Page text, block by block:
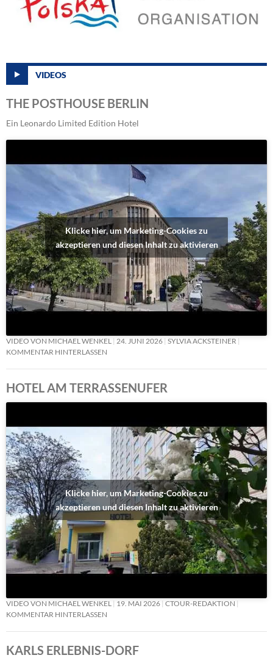
VIDEOS
THE POSTHOUSE BERLIN
Ein Leonardo Limited Edition Hotel
Klicke hier, um Marketing-Cookies zu
akzeptieren und diesen Inhalt zu aktivieren
VIDEO VON MICHAEL WENKEL 24. JUNI 2026 SYLVIA ACKSTEINER
KOMMENTAR HINTERLASSEN
HOTEL AM TERRASSENUFER
Klicke hier, um Marketing-Cookies zu
akzeptieren und diesen Inhalt zu aktivieren
VIDEO VON MICHAEL WENKEL 19. MAI 2026 CTOUR-REDAKTION
KOMMENTAR HINTERLASSEN
KARLS ERLEBNIS-DORF